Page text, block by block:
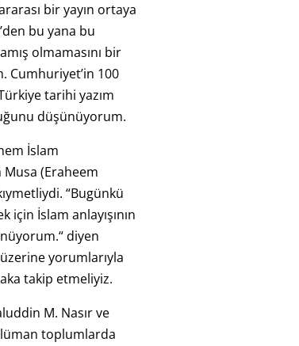
bir yayın ortaya
bu yana bu
olmamasını bir
Cumhuriyet’in 100
tarihi yazım
düşünüyorum.
İslam
(Eraheem
“Bugünkü
için İslam anlayışının
diyen
yorumlarıyla
takip etmeliyiz.
M. Nasır ve
toplumlarda